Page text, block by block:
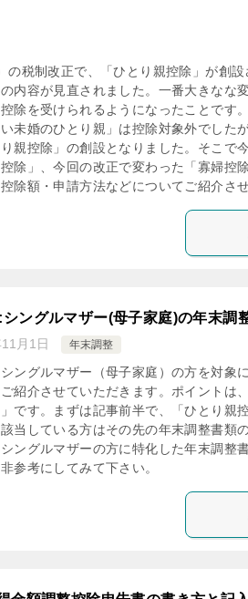
の税制改正で、「ひとり親控除」が創
内容が見直されました。一番大きなな
除を受けられるようになったことです
未婚のひとり親」は控除対象外でした
親控除」の創設となりました。そこで
除」、今回の改正で変わった「寡婦控
除額・申請方法などについてご紹介さ
ングルマザー(母子家庭)の年末調
月1日 年末調整
ングルマザー（母子家庭）の方を対象
紹介させていただきます。ポイントは
」です。まずは記事前半で、「ひとり親
当している方はその先の年末調整書類
ングルマザーの方に特化した年末調整
参考にしてみて下さい。